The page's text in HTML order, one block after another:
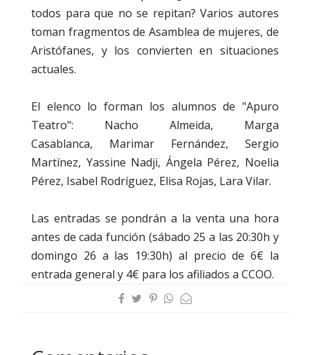
todos para que no se repitan? Varios autores
toman fragmentos de Asamblea de mujeres, de
Aristófanes, y los convierten en situaciones
actuales.
El elenco lo forman los alumnos de "Apuro
Teatro": Nacho Almeida, Marga
Casablanca, Marimar Fernández, Sergio
Martínez, Yassine Nadji, Ángela Pérez, Noelia
Pérez, Isabel Rodríguez, Elisa Rojas, Lara Vilar.
Las entradas se pondrán a la venta una hora
antes de cada función (sábado 25 a las 20:30h y
domingo 26 a las 19:30h) al precio de 6€ la
entrada general y 4€ para los afiliados a CCOO.